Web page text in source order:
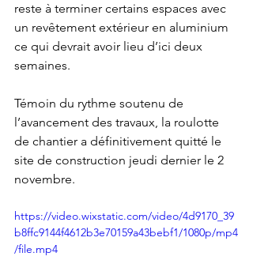
reste à terminer certains espaces avec
un revêtement extérieur en aluminium
ce qui devrait avoir lieu d’ici deux
semaines.
Témoin du rythme soutenu de
l’avancement des travaux, la roulotte
de chantier a définitivement quitté le
site de construction jeudi dernier le 2
novembre.
https://video.wixstatic.com/video/4d9170_39
b8ffc9144f4612b3e70159a43bebf1/1080p/mp4
/file.mp4